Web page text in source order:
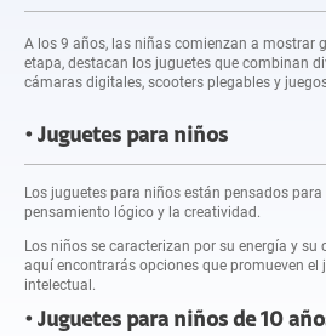
A los 9 años, las niñas comienzan a mostrar
etapa, destacan los juguetes que combinan
cámaras digitales, scooters plegables y
Juguetes para niños
Los juguetes para niños están pensados
pensamiento lógico y la creatividad.
Los niños se caracterizan por su energía y su
aquí encontrarás opciones que promueven el
intelectual.
Juguetes para niños de 10